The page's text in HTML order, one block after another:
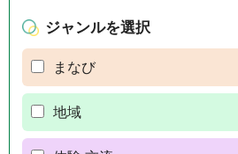
ジャンルを選択
まなび
地域